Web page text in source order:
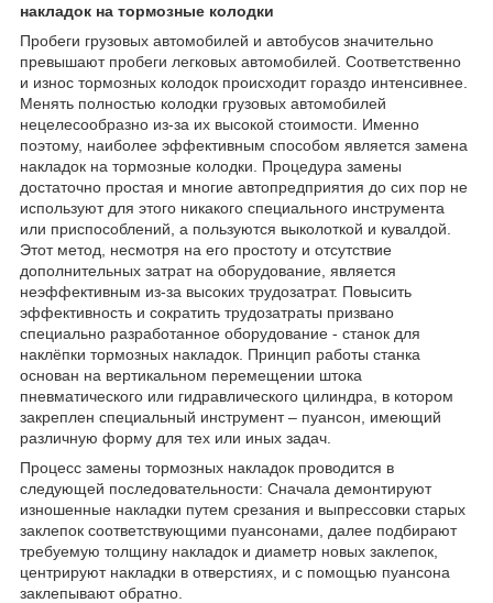
накладок на тормозные колодки
Пробеги грузовых автомобилей и автобусов значительно
превышают пробеги легковых автомобилей. Соответственно
и износ тормозных колодок происходит гораздо интенсивнее.
Менять полностью колодки грузовых автомобилей
нецелесообразно из-за их высокой стоимости. Именно
поэтому, наиболее эффективным способом является замена
накладок на тормозные колодки. Процедура замены
достаточно простая и многие автопредприятия до сих пор не
используют для этого никакого специального инструмента
или приспособлений, а пользуются выколоткой и кувалдой.
Этот метод, несмотря на его простоту и отсутствие
дополнительных затрат на оборудование, является
неэффективным из-за высоких трудозатрат. Повысить
эффективность и сократить трудозатраты призвано
специально разработанное оборудование - станок для
наклёпки тормозных накладок. Принцип работы станка
основан на вертикальном перемещении штока
пневматического или гидравлического цилиндра, в котором
закреплен специальный инструмент – пуансон, имеющий
различную форму для тех или иных задач.
Процесс замены тормозных накладок проводится в
следующей последовательности: Сначала демонтируют
изношенные накладки путем срезания и выпрессовки старых
заклепок соответствующими пуансонами, далее подбирают
требуемую толщину накладок и диаметр новых заклепок,
центрируют накладки в отверстиях, и с помощью пуансона
заклепывают обратно.